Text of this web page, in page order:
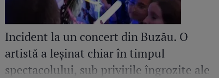
Incident la un concert din Buzău. O
artistă a leșinat chiar în timpul
spectacolului, sub privirile îngrozite ale